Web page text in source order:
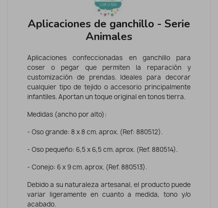
Aplicaciones de ganchillo - Serie
Animales
Aplicaciones confeccionadas en ganchillo para
coser o pegar que permiten la reparación y
customización de prendas. Ideales para decorar
cualquier tipo de tejido o accesorio principalmente
infantiles. Aportan un toque original en tonos tierra.
Medidas (ancho por alto):
- Oso grande: 8 x 8 cm. aprox. (Ref: 880512).
- Oso pequeño: 6,5 x 6,5 cm. aprox. (Ref. 880514).
- Conejo: 6 x 9 cm. aprox. (Ref. 880513).
Debido a su naturaleza artesanal, el producto puede
variar ligeramente en cuanto a medida, tono y/o
acabado.